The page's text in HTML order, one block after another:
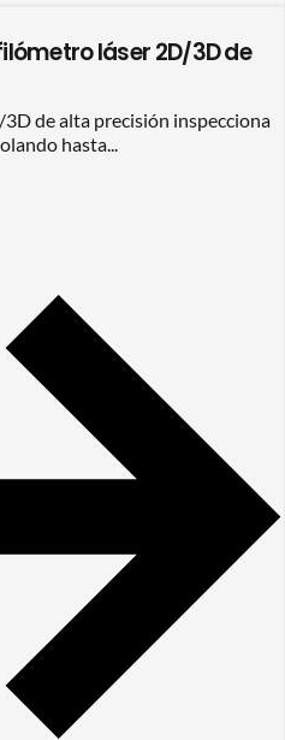
láser 2D/3D de
de alta precisión inspecciona
hasta...